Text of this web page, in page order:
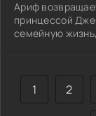
Ариф
принцессой
семейную
замышляет
врага, его
отправляет
Каков будет
1 2